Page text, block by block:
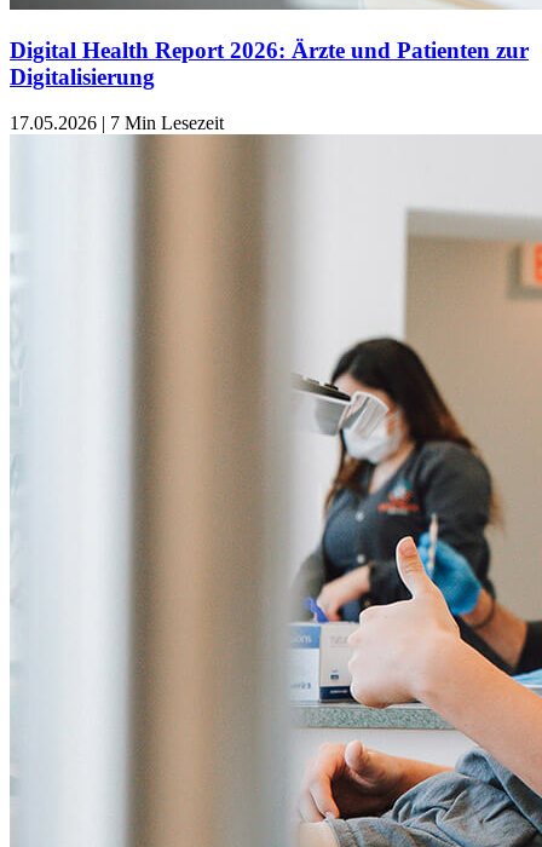
Digital Health Report 2026: Ärzte und Patienten zur
Digitalisierung
17.05.2026 7 Min Lesezeit